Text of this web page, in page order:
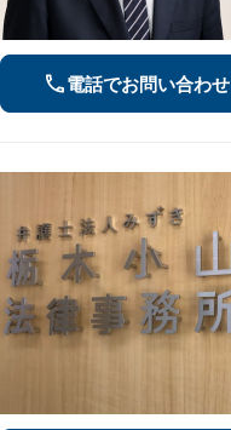
電話でお問い合わせ